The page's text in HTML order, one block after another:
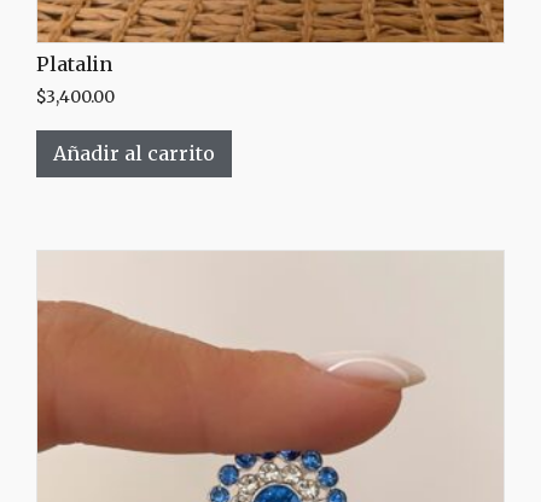
Platalin
$3,400.00
Añadir al carrito